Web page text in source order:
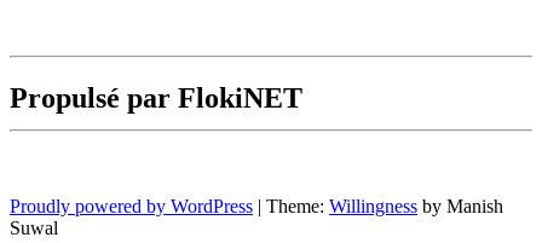
Propulsé par FlokiNET
Proudly powered by WordPress | Theme: Willingness by Manish
Suwal